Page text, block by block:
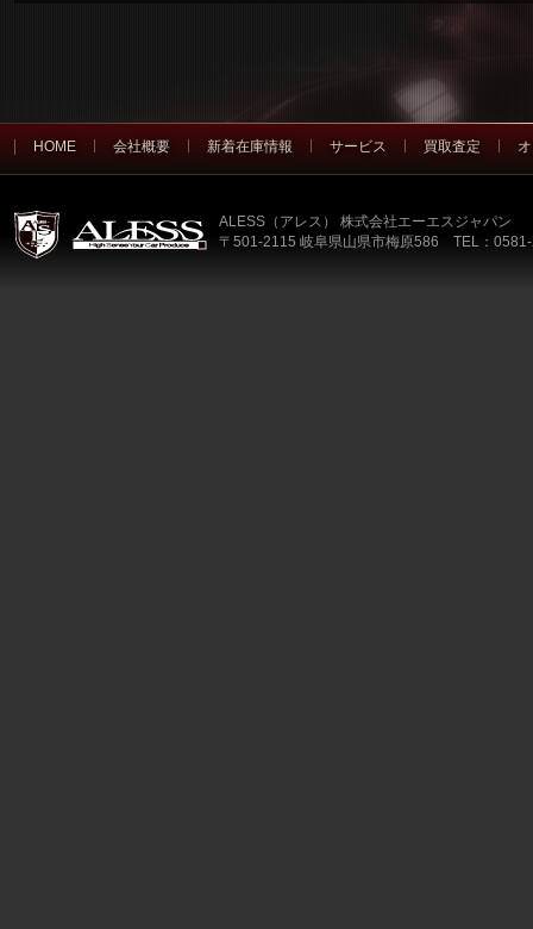
HOME 会社概要 新着在庫情報 サービス 買取査定
ALESS（アレス） 株式会社エーエスジャパン
〒501-2115 岐阜県山県市梅原586 TEL：